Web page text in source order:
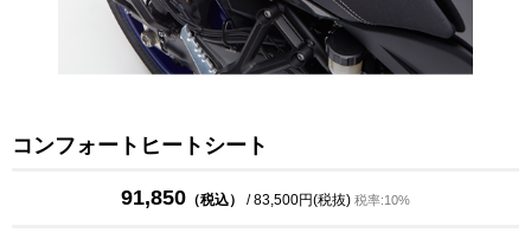
コンフォートヒートシート
91,850 （税込） / 83,500円(税抜) 税率:10%